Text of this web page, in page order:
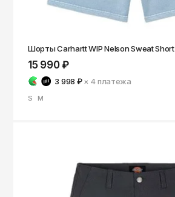
Шорты Carhartt WIP Nelson Sweat Short
15 990 ₽
3 998 ₽ × 4платежа
S M